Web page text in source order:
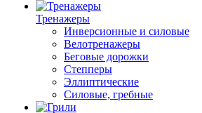
Тренажеры
Инверсионные и силовые
Велотренажеры
Беговые дорожки
Степперы
Эллиптические
Силовые, гребные